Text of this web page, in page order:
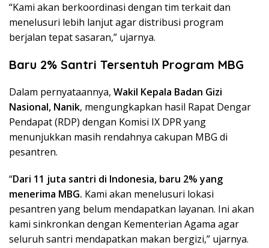
“Kami akan berkoordinasi dengan tim terkait dan
menelusuri lebih lanjut agar distribusi program
berjalan tepat sasaran,” ujarnya.
Baru 2% Santri Tersentuh Program MBG
Dalam pernyataannya, Wakil Kepala Badan Gizi
Nasional, Nanik, mengungkapkan hasil Rapat Dengar
Pendapat (RDP) dengan Komisi IX DPR yang
menunjukkan masih rendahnya cakupan MBG di
pesantren.
“Dari 11 juta santri di Indonesia, baru 2% yang
menerima MBG. Kami akan menelusuri lokasi
pesantren yang belum mendapatkan layanan. Ini akan
kami sinkronkan dengan Kementerian Agama agar
seluruh santri mendapatkan makan bergizi,” ujarnya.